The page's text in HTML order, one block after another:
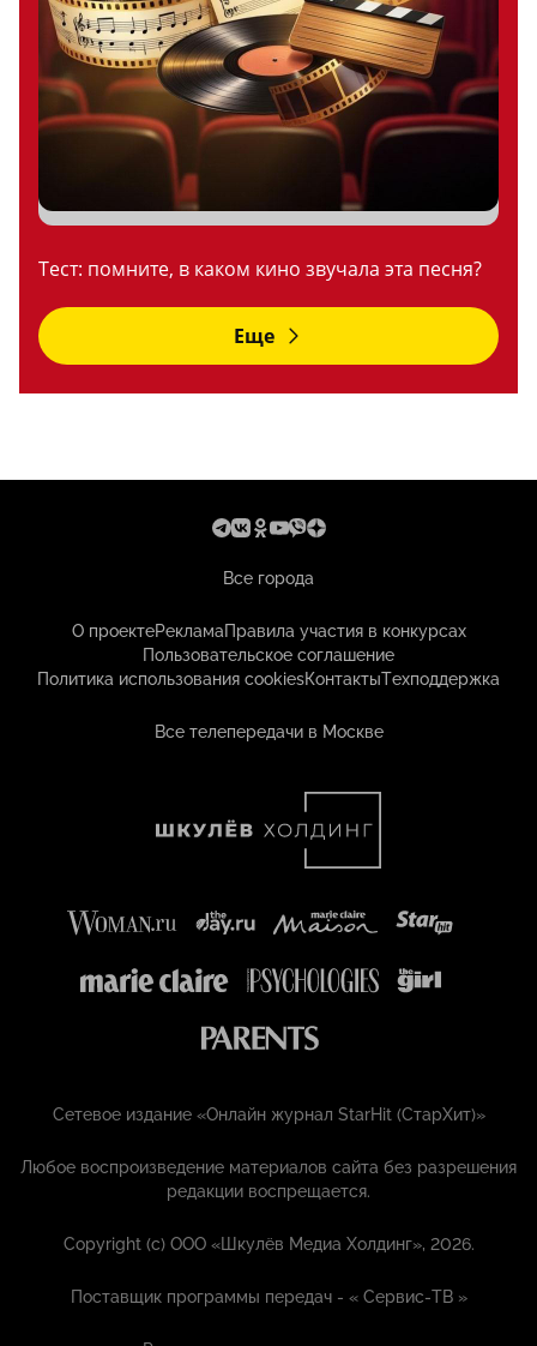
Тест: помните, в каком кино звучала эта песня?
Еще
Все города
О проектеРекламаПравила участия в конкурсах
Пользовательское соглашение
Политика использования cookiesКонтактыТехподдержка
Все телепередачи в Москве
Сетевое издание «Онлайн журнал StarHit (СтарХит)»
Любое воспроизведение материалов сайта без разрешения
редакции воспрещается.
Copyright (с) ООО «Шкулёв Медиа Холдинг», 2026.
Поставщик программы передач - «Сервис-ТВ »